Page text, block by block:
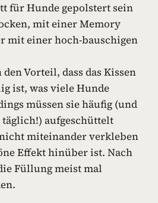
für Hunde gepolstert sein
mit einer Memory
mit einer hoch-bauschigen
den Vorteil, dass das Kissen
ist, was viele Hunde
müssen sie häufig (und
aufgeschüttelt
miteinander verkleben
Effekt hinüber ist. Nach
Füllung meist mal